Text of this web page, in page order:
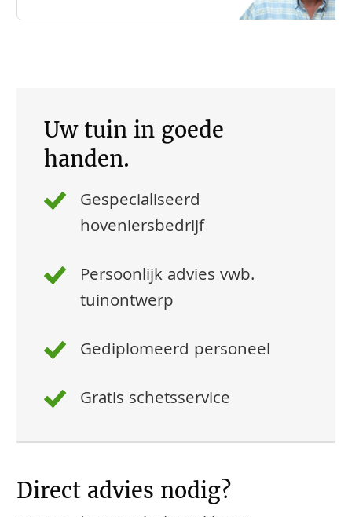
Uw tuin in goede
handen.
Gespecialiseerd
hoveniersbedrijf
Persoonlijk advies vwb.
tuinontwerp
Gediplomeerd personeel
Gratis schetsservice
Direct advies nodig?